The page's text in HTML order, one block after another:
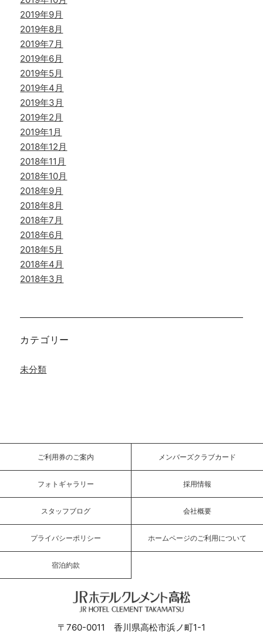
2019年9月
2019年8月
2019年7月
2019年6月
2019年5月
2019年4月
2019年3月
2019年2月
2019年1月
2018年12月
2018年11月
2018年10月
2018年9月
2018年8月
2018年7月
2018年6月
2018年5月
2018年4月
2018年3月
カテゴリー
未分類
ご利用券のご案内 メンバーズクラブカード
フォトギャラリー 採用情報
スタッフブログ 会社概要
プライバシーポリシー ホームページのご利用について
宿泊約款
JRホテルクレメント高松
〒760-0011 香川県高松市浜ノ町1-1